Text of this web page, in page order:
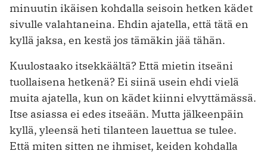
minuutin ikäisen kohdalla seisoin hetken kädet
sivulle valahtaneina. Ehdin ajatella, että tätä en
kyllä jaksa, en kestä jos tämäkin jää tähän.
Kuulostaako itsekkäältä? Että mietin itseäni
tuollaisena hetkenä? Ei siinä usein ehdi vielä
muita ajatella, kun on kädet kiinni elvyttämässä.
Itse asiassa ei edes itseään. Mutta jälkeenpäin
kyllä, yleensä heti tilanteen lauettua se tulee.
Että miten sitten ne ihmiset, keiden kohdalla